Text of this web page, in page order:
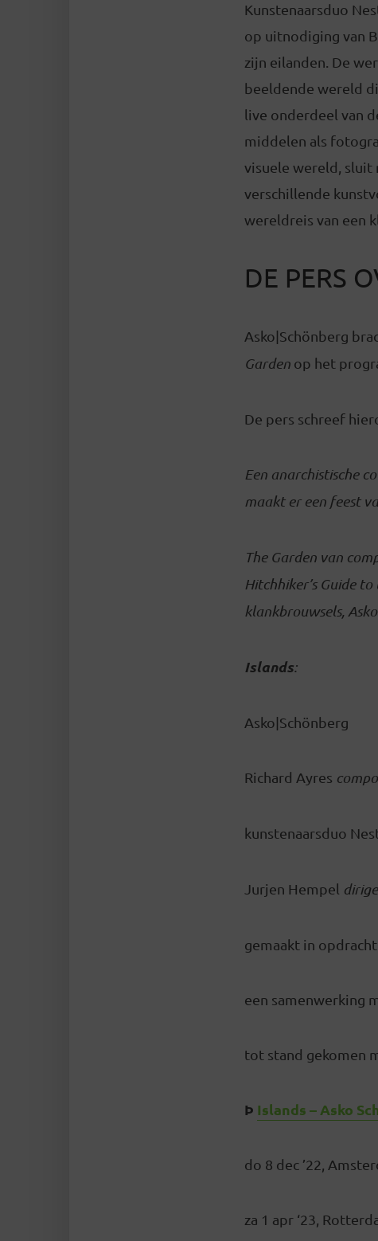
Kunstenaarsduo
op uitnodiging van
zijn eilanden. De
beeldende wereld
live onderdeel van
middelen als
visuele wereld, sluit
verschillende
wereldreis van een
DE PERS
Asko|Schönberg
Garden op het
De pers schreef
Een anarchistische
maakt er een feest
The Garden van
Hitchhiker’s Guide
klankbrouwsels,
Islands:
Asko|Schönberg
Richard Ayres
kunstenaarsduo
Jurjen Hempel
gemaakt in
een samenwerking
tot stand gekomen
Þ Islands – Asko
do 8 dec ’22,
za 1 apr ‘23,